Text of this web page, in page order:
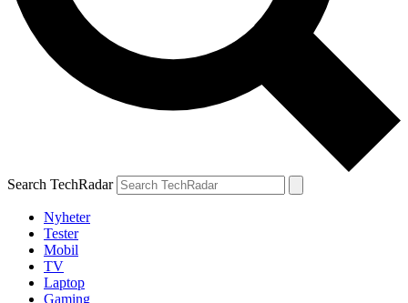
Search TechRadar
Nyheter
Tester
Mobil
TV
Laptop
Gaming